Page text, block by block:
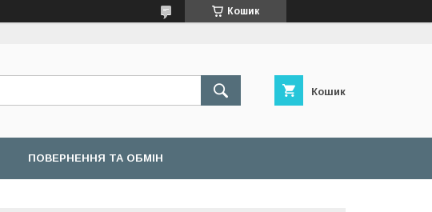
Кошик
Кошик
ПОВЕРНЕННЯ ТА ОБМІН